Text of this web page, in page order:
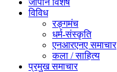
जापान विशेष
विविध
रङ्गमंच
धर्म-संस्कृति
एनआरएनए समाचार
कला / साहित्य
प्रमुख समाचार